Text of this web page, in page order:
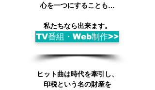
心を一つにすることも…
私たちなら出来ます。
TV番組・Web制作>>
ヒット曲は時代を牽引し、
印税という名の財産を